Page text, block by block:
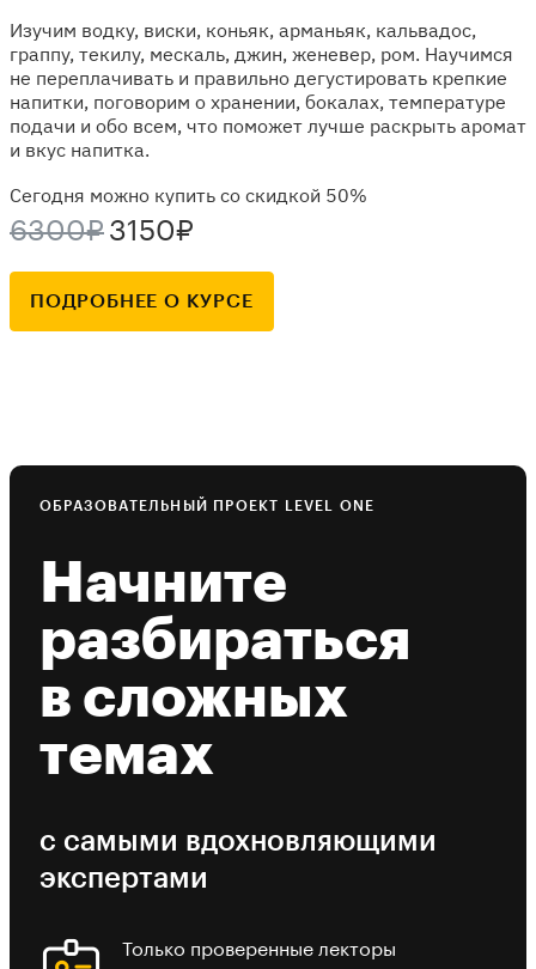
Изучим водку, виски, коньяк, арманьяк, кальвадос,
граппу, текилу, мескаль, джин, женевер, ром. Научимся
не переплачивать и правильно дегустировать крепкие
напитки, поговорим о хранении, бокалах, температуре
подачи и обо всем, что поможет лучше раскрыть аромат
и вкус напитка.
Сегодня можно купить со скидкой 50%
6300₽ 3150₽
ПОДРОБНЕЕ О КУРСЕ
ОБРАЗОВАТЕЛЬНЫЙ ПРОЕКТ LEVEL ONE
Начните
разбираться
в сложных
темах
с самыми вдохновляющими
экспертами
Только проверенные лекторы